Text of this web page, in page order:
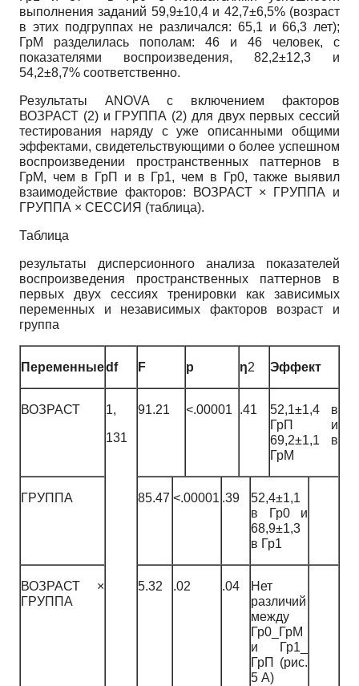
выполнения заданий 59,9±10,4 и 42,7±6,5% (возраст
в этих подгруппах не различался: 65,1 и 66,3 лет);
ГрМ разделилась пополам: 46 и 46 человек, с
показателями воспроизведения, 82,2±12,3 и
54,2±8,7% соответственно.
Результаты ANOVA с включением факторов
ВОЗРАСТ (2) и ГРУППА (2) для двух первых сессий
тестирования наряду с уже описанными общими
эффектами, свидетельствующими о более успешном
воспроизведении пространственных паттернов в
ГрМ, чем в ГрП и в Гр1, чем в Гр0, также выявил
взаимодействие факторов: ВОЗРАСТ × ГРУППА и
ГРУППА × СЕССИЯ (таблица).
Таблица
результаты дисперсионного анализа показателей
воспроизведения пространственных паттернов в
первых двух сессиях тренировки как зависимых
переменных и независимых факторов возраст и
группа
Переменныеdf F p η2 Эффект
ВОЗРАСТ 1,
131
91.21 <.00001 .41
52,1±1,4 в
ГрП и
69,2±1,1 в
ГрМ
ГРУППА 85.47 <.00001 .39
52,4±1,1
в Гр0 и
68,9±1,3
в Гр1
ВОЗРАСТ ×
ГРУППА
5.32 .02 .04
Нет
различий
между
Гр0_ГрМ
и Гр1_
ГрП (рис.
5 А)